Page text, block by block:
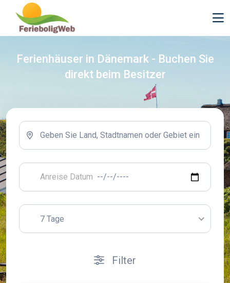
Ferienhäuser in Dänemark - Buchen Sie
direkt beim Besitzer
7 Tage
Filter